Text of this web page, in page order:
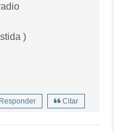
)
Responder Citar